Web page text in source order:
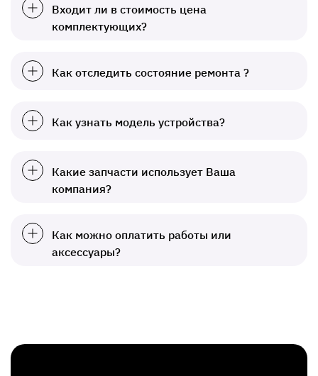
Входит ли в стоимость цена
комплектующих?
Как отследить состояние ремонта ?
Как узнать модель устройства?
Какие запчасти использует Ваша
компания?
Как можно оплатить работы или
аксессуары?